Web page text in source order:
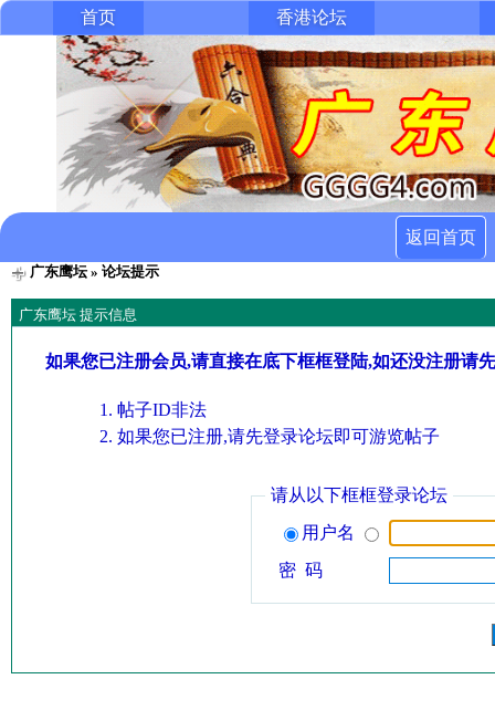
首页 香港论坛
返回首页
广东鹰坛» 论坛提示
广东鹰坛 提示信息
如果您已注册会员,请直接在底下框框登陆,如还没注册请
帖子ID非法
如果您已注册,请先登录论坛即可游览帖子
请从以下框框登录论坛
用户名
密 码